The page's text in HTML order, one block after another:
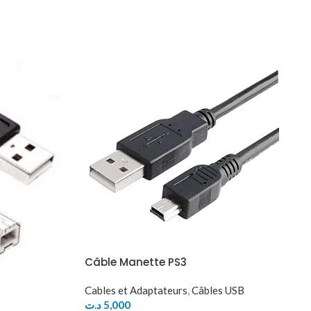
Câble Manette PS3
Cables et Adaptateurs,Câbles USB
5,000د.ت